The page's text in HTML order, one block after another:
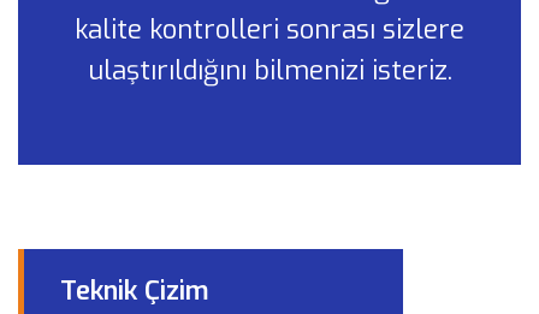
kalite kontrolleri sonrası sizlere
ulaştırıldığını bilmenizi isteriz.
Teknik Çizim